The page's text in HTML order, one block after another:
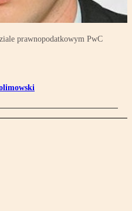
prawnopodatkowym PwC